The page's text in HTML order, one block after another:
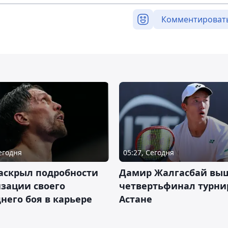
подробности
своего
боя в карьере
05:27, Сегодня
Дамир Жалгасбай
четвертьфинал
Астане